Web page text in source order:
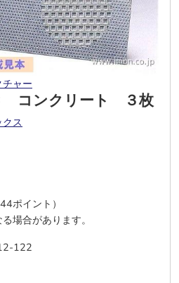
ャー
コンクリート ３枚
ス
ポイント）
場合があります。
122